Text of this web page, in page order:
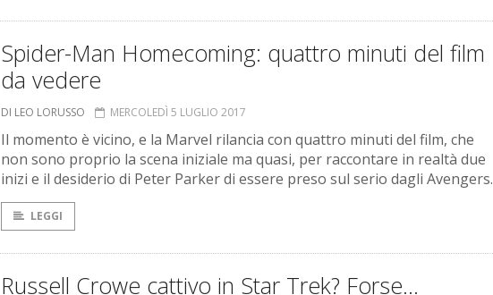
Spider-Man Homecoming: quattro minuti del film
da vedere
DI LEO LORUSSO MERCOLEDÌ 5 LUGLIO 2017
Il momento è vicino, e la Marvel rilancia con quattro minuti del film, che
non sono proprio la scena iniziale ma quasi, per raccontare in realtà due
inizi e il desiderio di Peter Parker di essere preso sul serio dagli Avengers.
LEGGI
Russell Crowe cattivo in Star Trek? Forse...